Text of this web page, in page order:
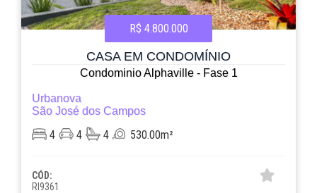
R$ 4.800.000
CASA EM CONDOMÍNIO
Condominio Alphaville - Fase 1
Urbanova
São José dos Campos
4 4 4 530.00m²
CÓD:
RI9361